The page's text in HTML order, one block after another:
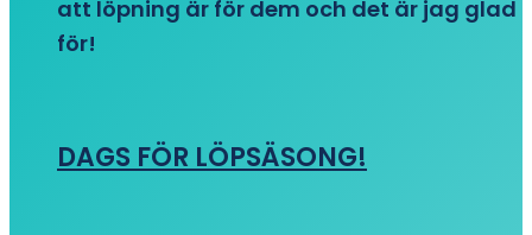
att löpning är för dem och det är jag glad
för!
DAGS FÖR LÖPSÄSONG!